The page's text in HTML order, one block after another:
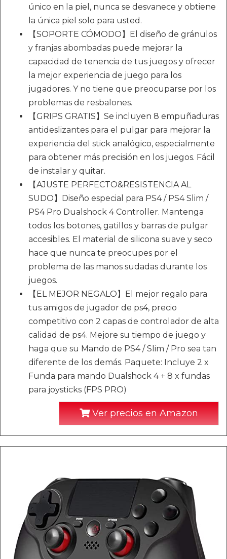
único en la piel, nunca se desvanece y obtiene
la única piel solo para usted.
【SOPORTE CÓMODO】El diseño de gránulos
y franjas abombadas puede mejorar la
capacidad de tenencia de tus juegos y ofrecer
la mejor experiencia de juego para los
jugadores. Y no tiene que preocuparse por los
problemas de resbalones.
【GRIPS GRATIS】Se incluyen 8 empuñaduras
antideslizantes para el pulgar para mejorar la
experiencia del stick analógico, especialmente
para obtener más precisión en los juegos. Fácil
de instalar y quitar.
【AJUSTE PERFECTO&RESISTENCIA AL
SUDO】Diseño especial para PS4 / PS4 Slim /
PS4 Pro Dualshock 4 Controller. Mantenga
todos los botones, gatillos y barras de pulgar
accesibles. El material de silicona suave y seco
hace que nunca te preocupes por el
problema de las manos sudadas durante los
juegos.
【EL MEJOR NEGALO】El mejor regalo para
tus amigos de jugador de ps4, precio
competitivo con 2 capas de controlador de alta
calidad de ps4. Mejore su tiempo de juego y
haga que su Mando de PS4 / Slim / Pro sea tan
diferente de los demás. Paquete: Incluye 2 x
Funda para mando Dualshock 4 + 8 x fundas
para joysticks (FPS PRO)
Ver precios en Amazon